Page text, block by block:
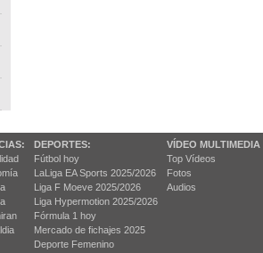
DEPORTES:
Fútbol hoy
LaLiga EA Sports 2025/2026
Liga F Moeve 2025/2026
Liga Hypermotion 2025/2026
Fórmula 1 hoy
Mercado de fichajes 2025
Deporte Femenino
VÍDEO MULTIMEDIA
Top Vídeos
Fotos
Audios